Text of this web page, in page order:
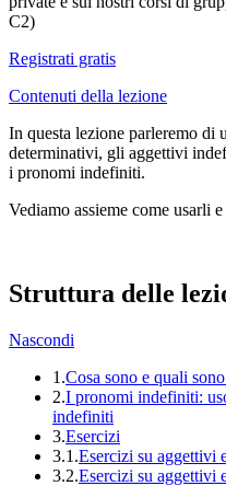
C2)
Registrati gratis
Contenuti della lezione
In questa lezione parleremo di
determinativi, gli aggettivi
i pronomi indefiniti.
Vediamo assieme come usarli
Struttura delle
Nascondi
1.Cosa sono e quali
2.I pronomi indefiniti:
indefiniti
3.Esercizi
3.1.Esercizi su aggettivi
3.2.Esercizi su aggettivi